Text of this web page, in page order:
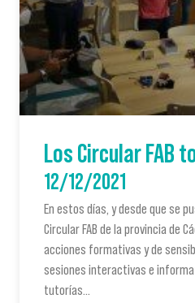
Los Circular FAB
12/12/2021
En estos días, y desde que se
Circular FAB de la provincia de
acciones formativas y de
sesiones interactivas e
tutorías…